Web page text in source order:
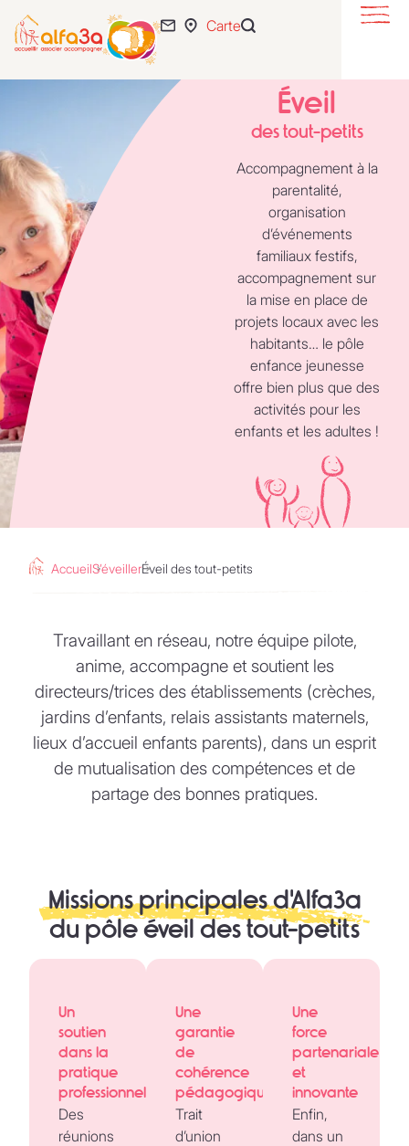
Carte
Se loger
L’association
Nous rejoindre
Éveil
des tout-petits
Accompagnement à la
parentalité,
organisation
d’événements
familiaux festifs,
accompagnement sur
la mise en place de
projets locaux avec les
habitants… le pôle
enfance jeunesse
offre bien plus que des
activités pour les
enfants et les adultes !
AccueilS’éveillerÉveil des tout-petits
Travaillant en réseau, notre équipe pilote,
anime, accompagne et soutient les
directeurs/trices des établissements (crèches,
jardins d’enfants, relais assistants maternels,
lieux d’accueil enfants parents), dans un esprit
de mutualisation des compétences et de
partage des bonnes pratiques.
Missions principales d'Alfa3a
du pôle éveil des tout-petits
Un
soutien
dans la
pratique
professionnelle
Des
réunions
Une
garantie
de
cohérence
pédagogique
Trait
d’union
Une
force
partenariale
et
innovante
Enfin,
dans un